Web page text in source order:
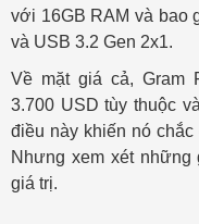
với 16GB RAM và bao
và USB 3.2 Gen 2x1.
Về mặt giá cả, Gram
3.700 USD tùy thuộc
điều này khiến nó
Nhưng xem xét
giá trị.